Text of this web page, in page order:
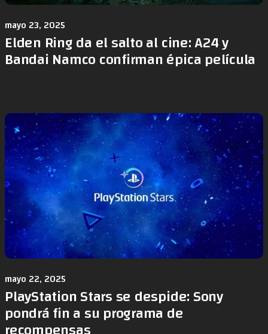
mayo 23, 2025
Elden Ring da el salto al cine: A24 y
Bandai Namco confirman épica película
mayo 22, 2025
PlayStation Stars se despide: Sony
pondrá fin a su programa de